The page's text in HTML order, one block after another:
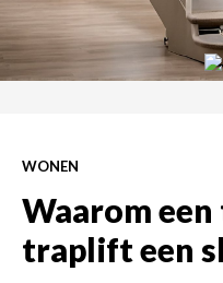
WONEN
Waarom
traplift een